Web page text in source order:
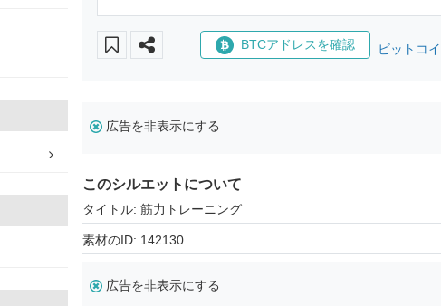
BTCアドレスを確認 ビットコ
広告を非表示にする
このシルエットについて
タイトル: 筋力トレーニング
素材のID: 142130
広告を非表示にする